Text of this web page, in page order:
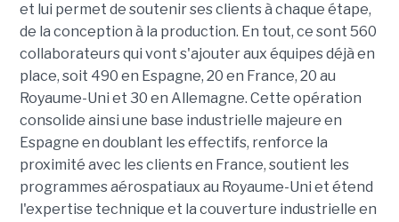
et lui permet de soutenir ses clients à chaque étape,
de la conception à la production. En tout, ce sont 560
collaborateurs qui vont s'ajouter aux équipes déjà en
place, soit 490 en Espagne, 20 en France, 20 au
Royaume-Uni et 30 en Allemagne. Cette opération
consolide ainsi une base industrielle majeure en
Espagne en doublant les effectifs, renforce la
proximité avec les clients en France, soutient les
programmes aérospatiaux au Royaume-Uni et étend
l'expertise technique et la couverture industrielle en